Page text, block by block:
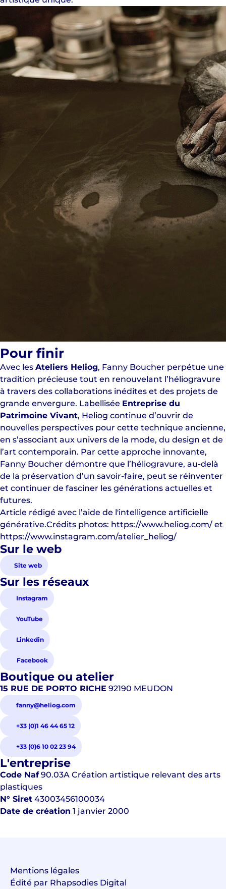
Pour finir
Avec les Ateliers Heliog, Fanny Boucher perpétue une
tradition précieuse tout en renouvelant l’héliogravure
à travers des collaborations inédites et des projets de
grande envergure. Labellisée Entreprise du
Patrimoine Vivant, Heliog continue d’ouvrir de
nouvelles perspectives pour cette technique ancienne,
en s’associant aux univers de la mode, du design et de
l’art contemporain. Par cette approche innovante,
Fanny Boucher démontre que l’héliogravure, au-delà
de la préservation d’un savoir-faire, peut se réinventer
et continuer de fasciner les générations actuelles et
futures.
Article rédigé avec l’aide de l'intelligence artificielle
générative.Crédits photos: https://www.heliog.com/ et
https://www.instagram.com/atelier_heliog/
Sur le web
Site web
Sur les réseaux
Instagram
YouTube
Linkedin
Facebook
Boutique ou atelier
15 RUE DE PORTO RICHE 92190 MEUDON
fanny@heliog.com
+33 (0)1 46 44 65 12
+33 (0)6 10 02 23 94
L'entreprise
Code Naf 90.03A Création artistique relevant des arts
plastiques
N° Siret 43003456100034
Date de création 1 janvier 2000
Mentions légales
Édité par Rhapsodies Digital